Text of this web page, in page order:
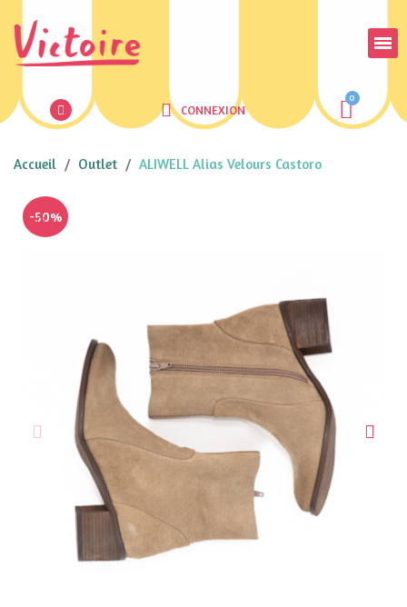
CONNEXION
Accueil Outlet ALIWELL Alias Velours Castoro
-50%